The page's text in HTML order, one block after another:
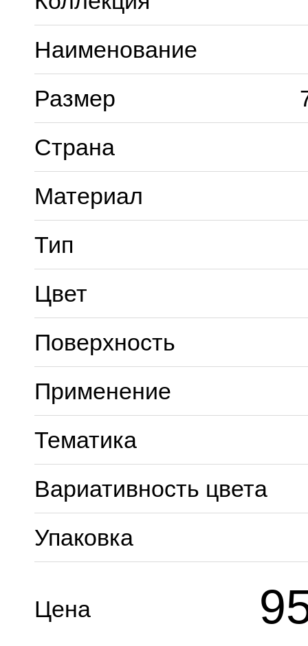
Наименование
Размер
Страна
Материал
Тип
Цвет
Поверхность
Применение
Тематика
Вариативность цвета
Упаковка
Цена